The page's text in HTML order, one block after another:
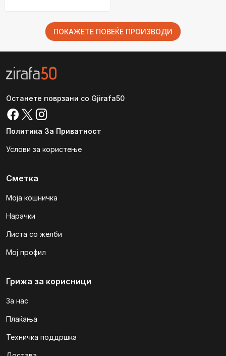
ПОКАЖЕТЕ ПОВЕЌЕ ПРОИЗВОДИ
Останете поврзани со Gjirafa50
Политика За Приватност
Услови за користење
Сметка
Моја кошничка
Нарачки
Листа со желби
Мој профил
Грижа за корисници
За нас
Плаќања
Техничка поддршка